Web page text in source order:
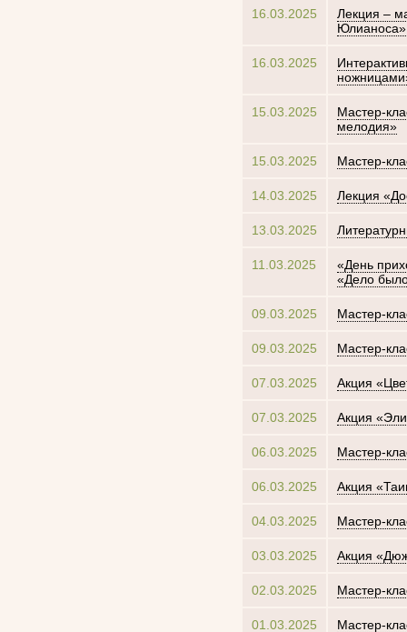
16.03.2025
Лекция –
Юлианоса»
16.03.2025
15.03.2025
Мастер-
мелодия»
15.03.2025 Мастер-
14.03.2025 Лекция
13.03.2025
11.03.2025
«День
«Дело
09.03.2025 Мастер-
09.03.2025 Мастер-
07.03.2025 Акция
07.03.2025 Акция
06.03.2025 Мастер-
06.03.2025 Акция
04.03.2025 Мастер-
03.03.2025 Акция
02.03.2025 Мастер-
01.03.2025
Мастер-